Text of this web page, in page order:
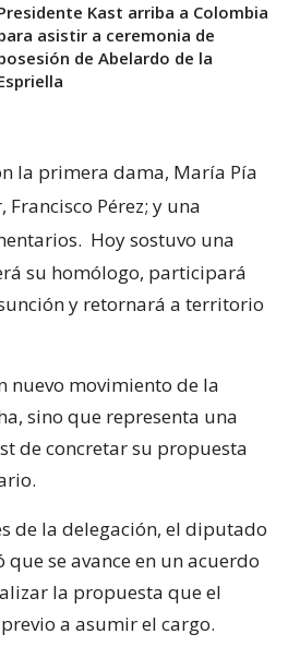
Kast arriba a Colombia
asistir a ceremonia de
de Abelardo de la
la primera dama, María Pía
Pérez; y una
Hoy sostuvo una
su homólogo, participará
y retornará a territorio
nuevo movimiento de la
sino que representa una
de concretar su propuesta
de la delegación, el diputado
se avance en un acuerdo
la propuesta que el
a asumir el cargo.